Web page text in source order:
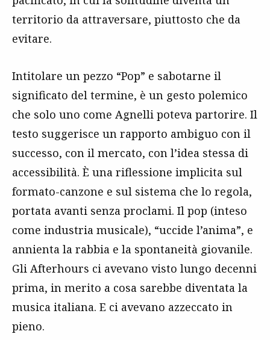
territorio da attraversare, piuttosto che da
evitare.
Intitolare un pezzo “Pop” e sabotarne il
significato del termine, è un gesto polemico
che solo uno come Agnelli poteva partorire. Il
testo suggerisce un rapporto ambiguo con il
successo, con il mercato, con l’idea stessa di
accessibilità. È una riflessione implicita sul
formato-canzone e sul sistema che lo regola,
portata avanti senza proclami. Il pop (inteso
come industria musicale), “uccide l’anima”, e
annienta la rabbia e la spontaneità giovanile.
Gli Afterhours ci avevano visto lungo decenni
prima, in merito a cosa sarebbe diventata la
musica italiana. E ci avevano azzeccato in
pieno.